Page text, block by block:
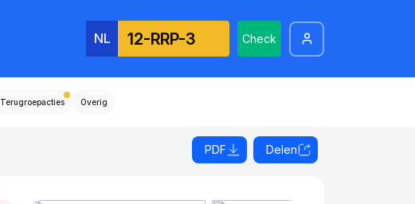
NL Check
Terugroepacties Overig
PDF Delen